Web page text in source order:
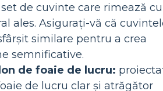
de cuvinte care rimează cu
ales. Asigurați-vă că
similare pentru a crea
semnificative.
de foaie de lucru:
de lucru clar și atrăgător